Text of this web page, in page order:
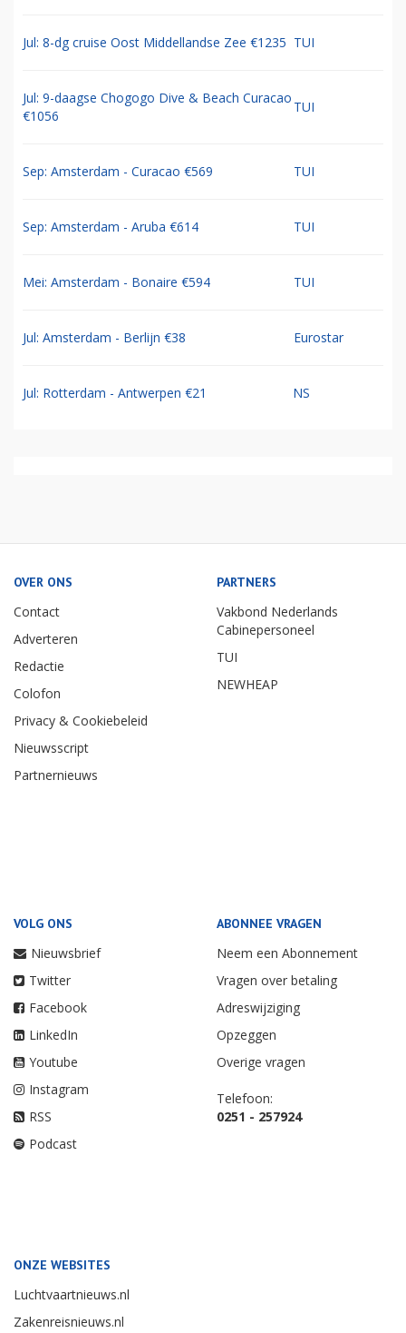
Jul: 8-dg cruise Oost Middellandse Zee €1235 TUI
Jul: 9-daagse Chogogo Dive & Beach Curacao
€1056
TUI
Sep: Amsterdam - Curacao €569 TUI
Sep: Amsterdam - Aruba €614 TUI
Mei: Amsterdam - Bonaire €594 TUI
Jul: Amsterdam - Berlijn €38 Eurostar
Jul: Rotterdam - Antwerpen €21 NS
OVER ONS
Contact
Adverteren
Redactie
Colofon
Privacy & Cookiebeleid
Nieuwsscript
Partnernieuws
PARTNERS
Vakbond Nederlands
Cabinepersoneel
TUI
NEWHEAP
VOLG ONS
Nieuwsbrief
Twitter
Facebook
LinkedIn
Youtube
Instagram
RSS
Podcast
ABONNEE VRAGEN
Neem een Abonnement
Vragen over betaling
Adreswijziging
Opzeggen
Overige vragen
Telefoon:
0251 - 257924
ONZE WEBSITES
Luchtvaartnieuws.nl
Zakenreisnieuws.nl